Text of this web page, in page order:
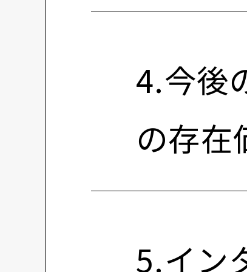
4.今後
の存在
5.イン